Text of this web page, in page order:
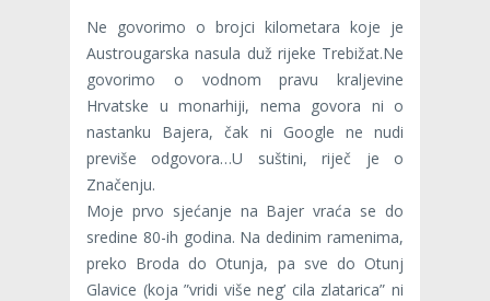
Ne govorimo o brojci kilometara koje je
Austrougarska nasula duž rijeke Trebižat.Ne
govorimo o vodnom pravu kraljevine
Hrvatske u monarhiji, nema govora ni o
nastanku Bajera, čak ni Google ne nudi
previše odgovora…U suštini, riječ je o
Značenju.
Moje prvo sjećanje na Bajer vraća se do
sredine 80-ih godina. Na dedinim ramenima,
preko Broda do Otunja, pa sve do Otunj
Glavice (koja ”vridi više neg’ cila zlatarica” ni